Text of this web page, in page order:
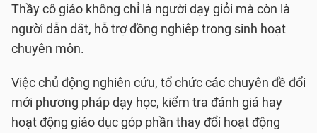
Thầy cô giáo không chỉ là người dạy giỏi mà còn là
người dẫn dắt, hỗ trợ đồng nghiệp trong sinh hoạt
chuyên môn.
Việc chủ động nghiên cứu, tổ chức các chuyên đề đổi
mới phương pháp dạy học, kiểm tra đánh giá hay
hoạt động giáo dục góp phần thay đổi hoạt động